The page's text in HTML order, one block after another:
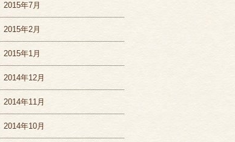
2015年7月
2015年2月
2015年1月
2014年12月
2014年11月
2014年10月